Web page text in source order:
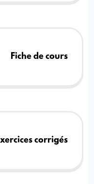
Fiche de cours
corrigés